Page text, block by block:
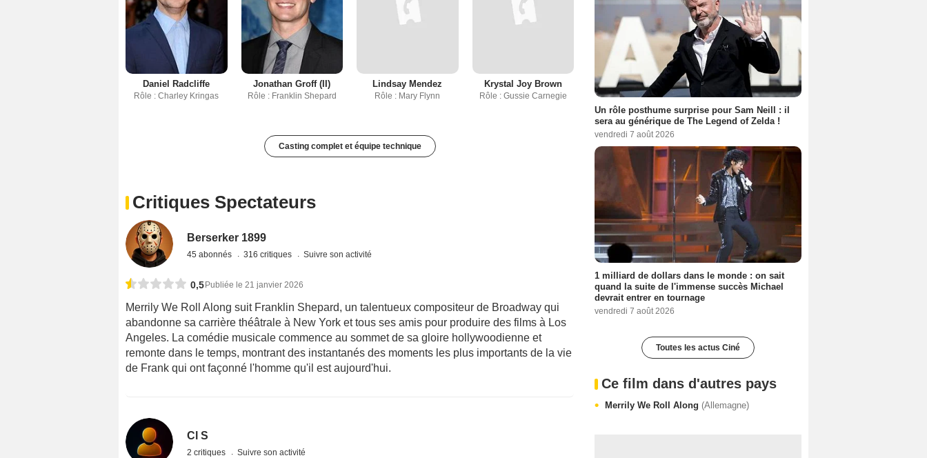
Daniel Radcliffe
Rôle : Charley Kringas
Jonathan Groff (II)
Rôle : Franklin Shepard
Lindsay Mendez
Rôle : Mary Flynn
Krystal Joy Brown
Rôle : Gussie Carnegie
Casting complet et équipe technique
Critiques Spectateurs
Berserker 1899
45 abonnés 316 critiques Suivre son activité
0,5Publiée le 21 janvier 2026
Merrily We Roll Along suit Franklin Shepard, un talentueux compositeur de Broadway qui
abandonne sa carrière théâtrale à New York et tous ses amis pour produire des films à Los
Angeles. La comédie musicale commence au sommet de sa gloire hollywoodienne et
remonte dans le temps, montrant des instantanés des moments les plus importants de la vie
de Frank qui ont façonné l'homme qu'il est aujourd'hui.
Cl S
2 critiques Suivre son activité
Un rôle posthume surprise pour Sam Neill : il
sera au générique de The Legend of Zelda !
vendredi 7 août 2026
1 milliard de dollars dans le monde : on sait
quand la suite de l'immense succès Michael
devrait entrer en tournage
vendredi 7 août 2026
Toutes les actus Ciné
Ce film dans d'autres pays
Merrily We Roll Along (Allemagne)